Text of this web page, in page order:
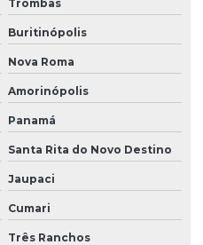
Trombas
Buritinópolis
Nova Roma
Amorinópolis
Panamá
Santa Rita do Novo Destino
Jaupaci
Cumari
Três Ranchos